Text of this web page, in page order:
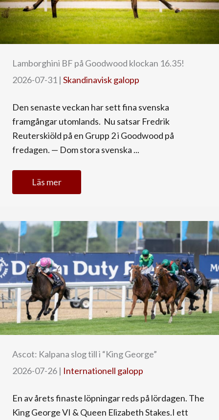
Lamborghini BF på Goodwood klockan 16.35!
2026-07-31 | Skandinavisk galopp
Den senaste veckan har sett fina svenska
framgångar utomlands. Nu satsar Fredrik
Reuterskiöld på en Grupp 2 i Goodwood på
fredagen. — Dom stora svenska ...
Läs mer
Ascot: Kalpana slog till i “King George”
2026-07-26 | Internationell galopp
En av årets finaste löpningar reds på lördagen. The
King George VI & Queen Elizabeth Stakes.I ett